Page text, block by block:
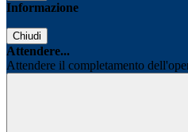
Informazione
Chiudi
Attendere...
Attendere il completamento